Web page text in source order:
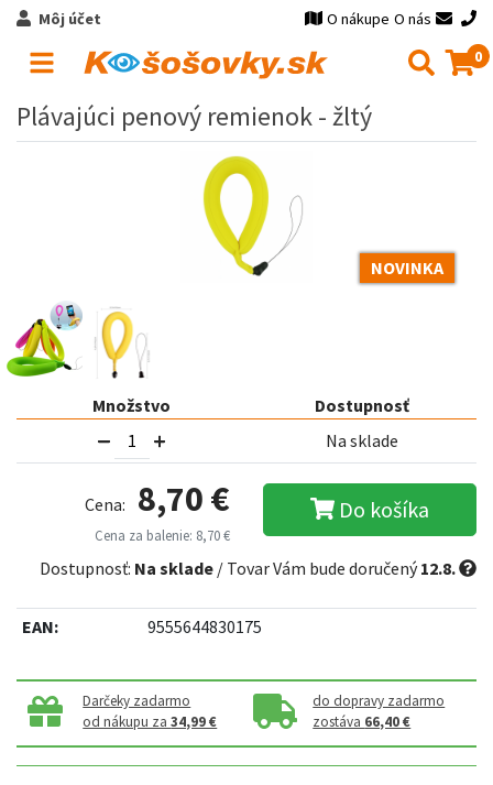
Môj účet O nákupe O nás
0
Plávajúci penový remienok - žltý
NOVINKA
Množstvo
Dostupnosť
Na sklade
Cena: 8,70 €
Cena za balenie: 8,70 €
Do košíka
Dostupnosť: Na sklade / Tovar Vám bude doručený12.8.
EAN: 9555644830175
Darčeky zadarmo
od nákupu za34,99 €
do dopravy zadarmo
zostáva 66,40 €